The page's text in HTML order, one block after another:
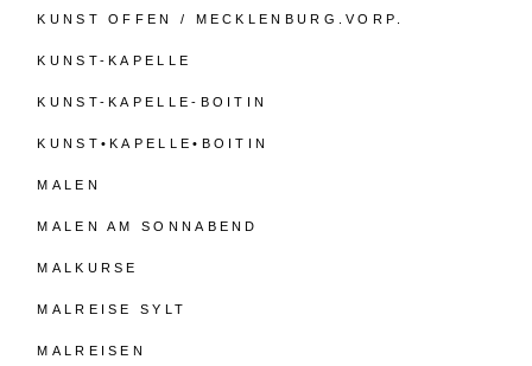
KUNST OFFEN / MECKLENBURG.VORP.
KUNST-KAPELLE
KUNST-KAPELLE-BOITIN
KUNST•KAPELLE•BOITIN
MALEN
MALEN AM SONNABEND
MALKURSE
MALREISE SYLT
MALREISEN